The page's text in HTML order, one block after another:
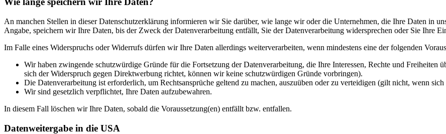
An manchen Stellen in dieser Datenschutzerklärung informieren wir Sie darüber, wie lange wir oder die Unternehmen, die Ihre Daten in
Angabe, speichern wir Ihre Daten, bis der Zweck der Datenverarbeitung entfällt, Sie der Datenverarbeitung widersprechen oder Sie Ihre
Im Falle eines Widerspruchs oder Widerrufs dürfen wir Ihre Daten allerdings weiterverarbeiten, wenn mindestens eine der folgenden
Wir haben zwingende schutzwürdige Gründe für die Fortsetzung der Datenverarbeitung, die Ihre Interessen, Rechte und Freiheiten
sich der Widerspruch gegen Direktwerbung richtet, können wir keine schutzwürdigen Gründe vorbringen).
Die Datenverarbeitung ist erforderlich, um Rechtsansprüche geltend zu machen, auszuüben oder zu verteidigen (gilt nicht, wenn
Wir sind gesetzlich verpflichtet, Ihre Daten aufzubewahren.
In diesem Fall löschen wir Ihre Daten, sobald die Voraussetzung(en) entfällt bzw. entfallen.
Datenweitergabe in die USA